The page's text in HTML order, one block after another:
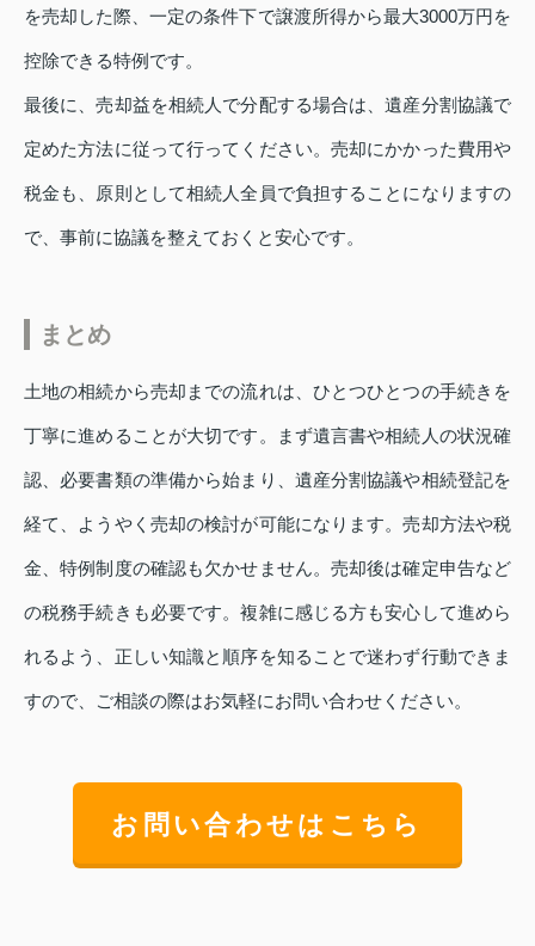
を売却した際、一定の条件下で譲渡所得から最大3000万円を
控除できる特例です。
最後に、売却益を相続人で分配する場合は、遺産分割協議で
定めた方法に従って行ってください。売却にかかった費用や
税金も、原則として相続人全員で負担することになりますの
で、事前に協議を整えておくと安心です。
まとめ
土地の相続から売却までの流れは、ひとつひとつの手続きを
丁寧に進めることが大切です。まず遺言書や相続人の状況確
認、必要書類の準備から始まり、遺産分割協議や相続登記を
経て、ようやく売却の検討が可能になります。売却方法や税
金、特例制度の確認も欠かせません。売却後は確定申告など
の税務手続きも必要です。複雑に感じる方も安心して進めら
れるよう、正しい知識と順序を知ることで迷わず行動できま
すので、ご相談の際はお気軽にお問い合わせください。
お問い合わせはこちら